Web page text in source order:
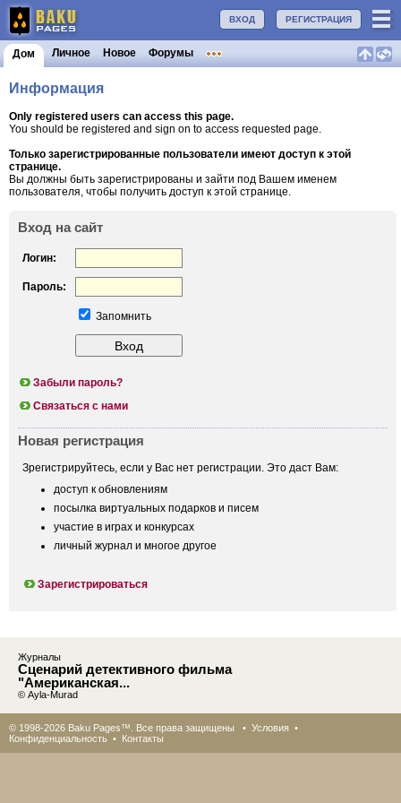
РЕГИСТРАЦИЯ
ВХОД
Дом Личное Новое Форумы
Информация
Only registered users can access this page.
You should be registered and sign on to access requested page.
Только зарегистрированные пользователи имеют доступ к этой
странице.
Вы должны быть зарегистрированы и зайти под Вашем именем
пользователя, чтобы получить доступ к этой странице.
Вход на сайт
Логин:
Пароль:
Запомнить
Забыли пароль?
Связаться с нами
Новая регистрация
Зрегистрируйтесь, если у Вас нет регистрации. Это даст Вам:
доступ к обновлениям
посылка виртуальных подарков и писем
участие в играх и конкурсах
личный журнал и многое другое
Зарегистрироваться
Журналы
Сценарий детективного фильма
"Американская...
© Ayla-Murad
© 1998-2026 Baku Pages™. Все права защищены • Условия •
Конфиденциальность • Контакты